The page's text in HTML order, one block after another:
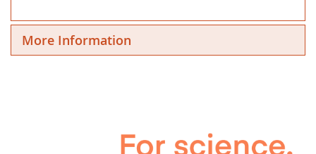
More Information